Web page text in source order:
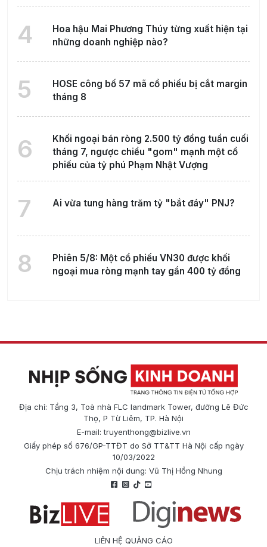
4
Hoa hậu Mai Phương Thúy từng xuất hiện tại
những doanh nghiệp nào?
5
HOSE công bố 57 mã cổ phiếu bị cắt margin
tháng 8
6
Khối ngoại bán ròng 2.500 tỷ đồng tuần cuối
tháng 7, ngược chiều "gom" mạnh một cổ
phiếu của tỷ phú Phạm Nhật Vượng
7 Ai vừa tung hàng trăm tỷ "bắt đáy" PNJ?
8
Phiên 5/8: Một cổ phiếu VN30 được khối
ngoại mua ròng mạnh tay gần 400 tỷ đồng
Địa chỉ: Tầng 3, Toà nhà FLC landmark Tower, đường Lê Đức
Thọ, P Từ Liêm, TP. Hà Nội
E-mail:truyenthong@bizlive.vn
Giấy phép số 676/GP-TTĐT do Sở TT&TT Hà Nội cấp ngày
10/03/2022
Chịu trách nhiệm nội dung: Vũ Thị Hồng Nhung
LIÊN HỆ QUẢNG CÁO